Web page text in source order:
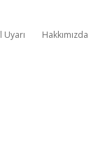
Uyarı Hakkımızda